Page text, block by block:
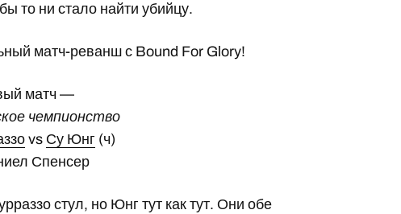
то ни стало найти убийцу.
матч-реванш с Bound For Glory!
матч —
чемпионство
vs Су Юнг (ч)
Спенсер
стул, но Юнг тут как тут. Они обе